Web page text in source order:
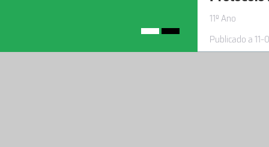
11º Ano
Publicado a 11-